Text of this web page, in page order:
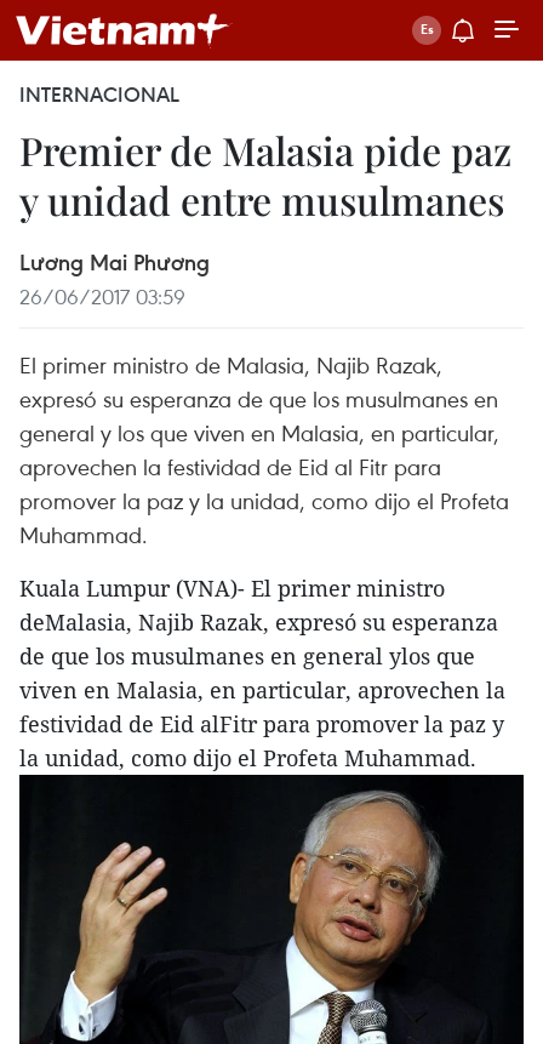
INTERNACIONAL
Premier de Malasia pide paz
y unidad entre musulmanes
Lương Mai Phương
26/06/2017 03:59
El primer ministro de Malasia, Najib Razak,
expresó su esperanza de que los musulmanes en
general y los que viven en Malasia, en particular,
aprovechen la festividad de Eid al Fitr para
promover la paz y la unidad, como dijo el Profeta
Muhammad.
Kuala Lumpur (VNA)- El primer ministro
deMalasia, Najib Razak, expresó su esperanza
de que los musulmanes en general ylos que
viven en Malasia, en particular, aprovechen la
festividad de Eid alFitr para promover la paz y
la unidad, como dijo el Profeta Muhammad.